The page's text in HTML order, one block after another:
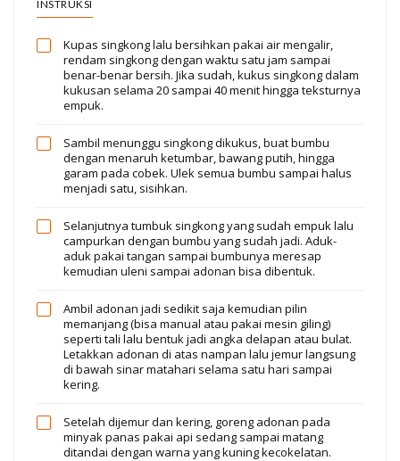
INSTRUKSI
Kupas singkong lalu bersihkan pakai air mengalir,
rendam singkong dengan waktu satu jam sampai
benar-benar bersih. Jika sudah, kukus singkong dalam
kukusan selama 20 sampai 40 menit hingga teksturnya
empuk.
Sambil menunggu singkong dikukus, buat bumbu
dengan menaruh ketumbar, bawang putih, hingga
garam pada cobek. Ulek semua bumbu sampai halus
menjadi satu, sisihkan.
Selanjutnya tumbuk singkong yang sudah empuk lalu
campurkan dengan bumbu yang sudah jadi. Aduk-
aduk pakai tangan sampai bumbunya meresap
kemudian uleni sampai adonan bisa dibentuk.
Ambil adonan jadi sedikit saja kemudian pilin
memanjang (bisa manual atau pakai mesin giling)
seperti tali lalu bentuk jadi angka delapan atau bulat.
Letakkan adonan di atas nampan lalu jemur langsung
di bawah sinar matahari selama satu hari sampai
kering.
Setelah dijemur dan kering, goreng adonan pada
minyak panas pakai api sedang sampai matang
ditandai dengan warna yang kuning kecokelatan.